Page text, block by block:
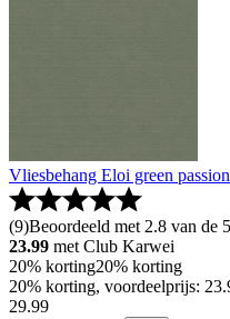
Vliesbehang Eloi green
(9)Beoordeeld met 2.8 van de
23.99 met Club Karwei
20% korting20% korting
20% korting, voordeelprijs:
29.99